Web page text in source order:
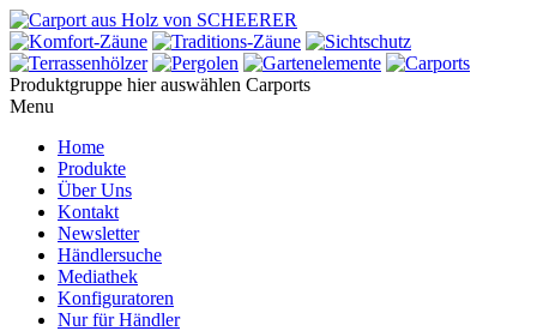
Produktgruppe hier auswählen Carports
Menu
Home
Produkte
Über Uns
Kontakt
Newsletter
Händlersuche
Mediathek
Konfiguratoren
Nur für Händler